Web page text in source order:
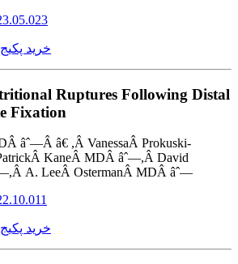
خرید
Ruptures Following Distal
Fixation
âˆ—Â â€ ,Â VanessaÂ Prokuski-
KaneÂ MDÂ âˆ—,Â David
A. LeeÂ OstermanÂ MDÂ âˆ—
خرید